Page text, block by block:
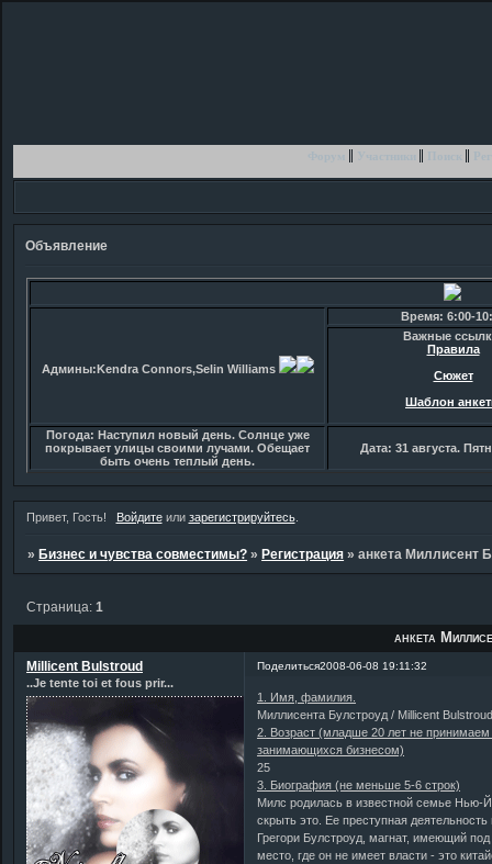
Объявление
Админы:Kendra Connors,Selin Williams
Время: 6:00-
Важные
Правила
Сюжет
Шаблон
Погода: Наступил новый день. Солнце уже
покрывает улицы своими лучами. Обещает
быть очень теплый день.
Дата: 31 августа.
Привет, Гость! Войдитеили зарегистрируйтесь.
» Бизнес и чувства совместимы? » Регистрация »анкета Миллисент
анкета
Страница:1
Поделиться2008-06-08 19:11:32
Millicent Bulstroud
..Je tente toi et fous prir...
1. Имя, фамилия.
Миллисента Булстроуд / Millicent
2. Возраст (младше 20 лет не
занимающихся бизнесом)
25
3. Биография (не меньше 5-6 строк)
Милс родилась в известной семье Нью-
скрыть это. Ее преступная
Грегори Булстроуд, магнат, имеющий
место, где он не имеет власти - это